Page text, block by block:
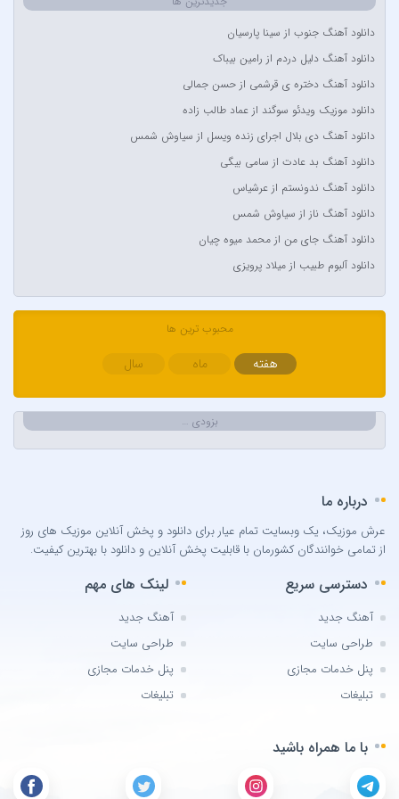
Bilal Sonses & Deniz Toprak
Burak Buluk & Zara & Kurtuluş Kuş
Can Bonomo
Cenk Türk
Cinare Melikzade
Çinarə Məlikzadə
Damla
Damla Arıcan
David Guetta
Demet Akalin
Dj Aerial
دانلود آهنگ جنوب از سینا پارسیان
دانلود آهنگ دلیل دردم از رامین بیباک
دانلود آهنگ دختره ی قرشمی از حسن جمالی
دانلود موزیک ویدئو سوگند از عماد طالب زاده
دانلود آهنگ دی بلال اجرای زنده ویسل از سیاوش شمس
دانلود آهنگ بد عادت از سامی بیگی
دانلود آهنگ ندونستم از عرشیاس
دانلود آهنگ ناز از سیاوش شمس
دانلود آهنگ جای من از محمد میوه چیان
دانلود آلبوم طبیب از میلاد پرویزی
محبوب ترین ها
هفته ماه سال
بزودی …
درباره ما
عرش موزیک، یک وبسایت تمام عیار برای دانلود و پخش آنلاین موزیک های روز
از تمامی خوانندگان کشورمان با قابلیت پخش آنلاین و دانلود با بهترین کیفیت.
دسترسی سریع
آهنگ جدید
طراحی سایت
پنل خدمات مجازی
تبلیغات
لینک های مهم
آهنگ جدید
طراحی سایت
پنل خدمات مجازی
تبلیغات
با ما همراه باشید